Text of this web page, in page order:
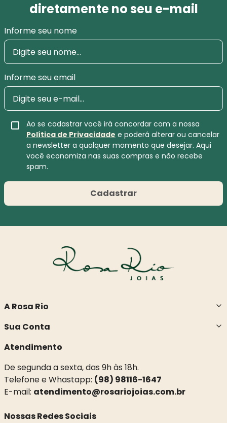
diretamente no seu e-mail
Informe seu nome
Informe seu email
Ao se cadastrar você irá concordar com a nossa
Política de Privacidade e poderá alterar ou cancelar
a newsletter a qualquer momento que desejar. Aqui
você economiza nas suas compras e não recebe
spam.
Cadastrar
A Rosa Rio
Sua Conta
Atendimento
De segunda a sexta, das 9h às 18h.
Telefone e Whastapp: (98) 98116-1647
E-mail: atendimento@rosariojoias.com.br
Nossas Redes Sociais